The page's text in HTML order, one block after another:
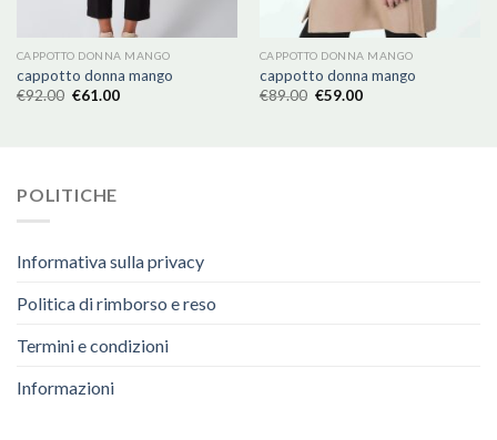
CAPPOTTO DONNA MANGO
cappotto donna mango
€92.00 €61.00
CAPPOTTO DONNA MANGO
cappotto donna mango
€89.00 €59.00
POLITICHE
Informativa sulla privacy
Politica di rimborso e reso
Termini e condizioni
Informazioni